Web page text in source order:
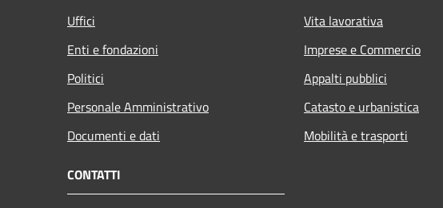
Uffici
Enti e fondazioni
Politici
Personale Amministrativo
Documenti e dati
Vita lavorativa
Imprese e Commercio
Appalti pubblici
Catasto e urbanistica
Mobilità e trasporti
CONTATTI